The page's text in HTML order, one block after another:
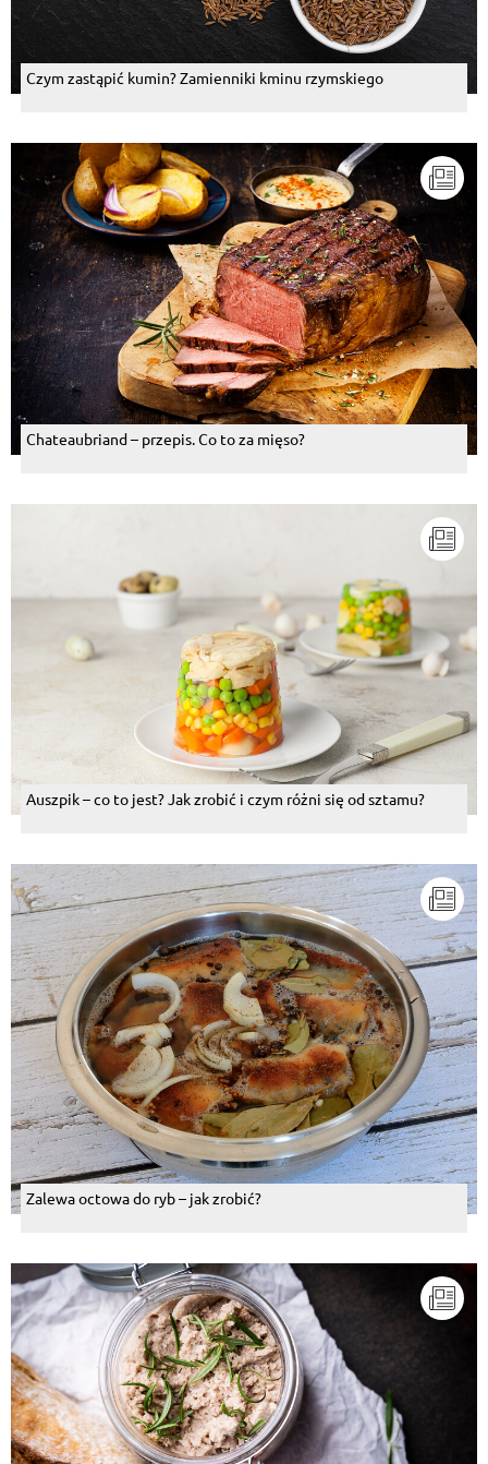
Czym zastąpić kumin? Zamienniki kminu rzymskiego
Chateaubriand – przepis. Co to za mięso?
Auszpik – co to jest? Jak zrobić i czym różni się od sztamu?
Zalewa octowa do ryb – jak zrobić?